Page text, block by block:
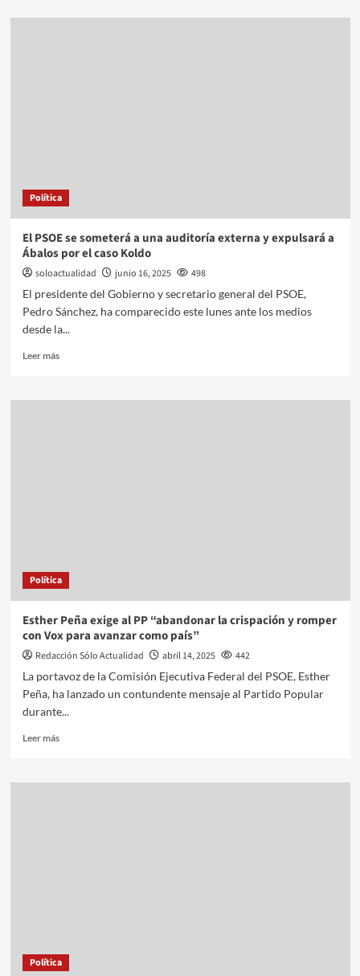
Política
El PSOE se someterá a una auditoría externa y expulsará a
Ábalos por el caso Koldo
soloactualidad junio 16, 2025
498
El presidente del Gobierno y secretario general del PSOE,
Pedro Sánchez, ha comparecido este lunes ante los medios
desde la...
Leer más
Política
Esther Peña exige al PP “abandonar la crispación y romper
con Vox para avanzar como país”
Redacción Sólo Actualidad abril 14, 2025
442
La portavoz de la Comisión Ejecutiva Federal del PSOE, Esther
Peña, ha lanzado un contundente mensaje al Partido Popular
durante...
Leer más
Política